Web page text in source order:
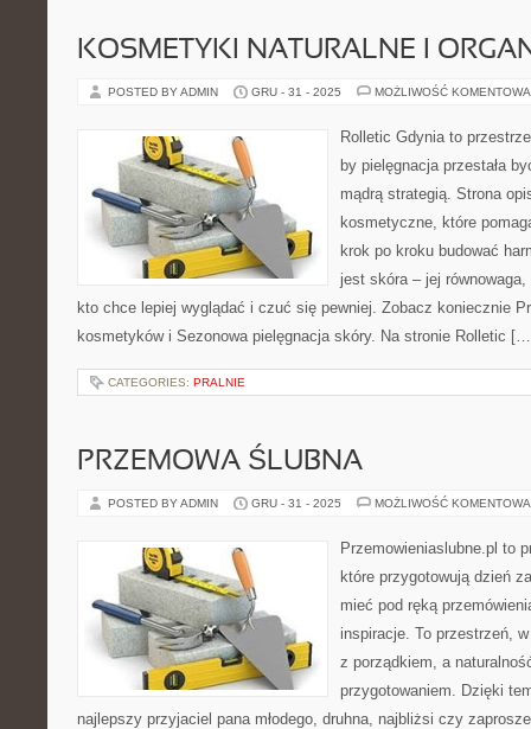
KOSMETYKI NATURALNE I
POSTED BY ADMIN GRU - 31 - 2025 MOŻLIWOŚĆ
Rolletic Gdynia to
by pielęgnacja przestała
mądrą strategią. Strona
kosmetyczne, które
krok po kroku budować
jest skóra – jej
kto chce lepiej wyglądać i czuć się pewniej. Zobacz koniecznie
kosmetyków i Sezonowa pielęgnacja skóry. Na stronie Rolletic
CATEGORIES: PRALNIE
PRZEMOWA ŚLUBNA
POSTED BY ADMIN GRU - 31 - 2025 MOŻLIWOŚĆ
Przemowieniaslubne.pl to
które przygotowują dzień
mieć pod ręką
inspiracje. To przestrzeń,
z porządkiem, a
przygotowaniem. Dzięki
najlepszy przyjaciel pana młodego, druhna, najbliżsi czy